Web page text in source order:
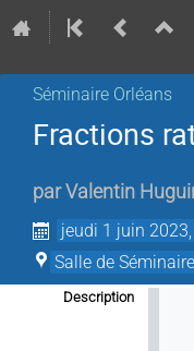
Séminaire Orléans
Fractions
parValentin
jeudi 1 juin
Salle de
Description